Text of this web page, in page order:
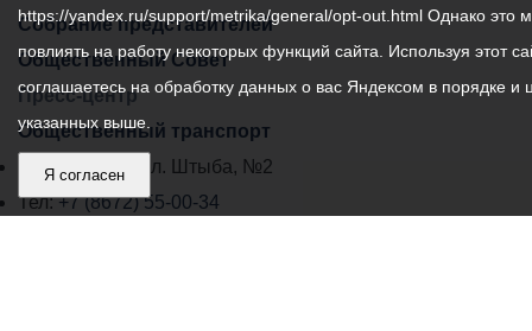
Собрание представителей
Общественный Совет
Пресс-центр
Общественный транспорт
Владикавказ, пл. Штыба, №2
Тел:+7 (8672) 55-00-34
https://yandex.ru/support/metrika/general/opt-out.html Однако это
повлиять на работу некоторых функций сайта. Используя этот
соглашаетесь на обработку данных о вас Яндексом в порядке и
указанных выше.
Я согласен